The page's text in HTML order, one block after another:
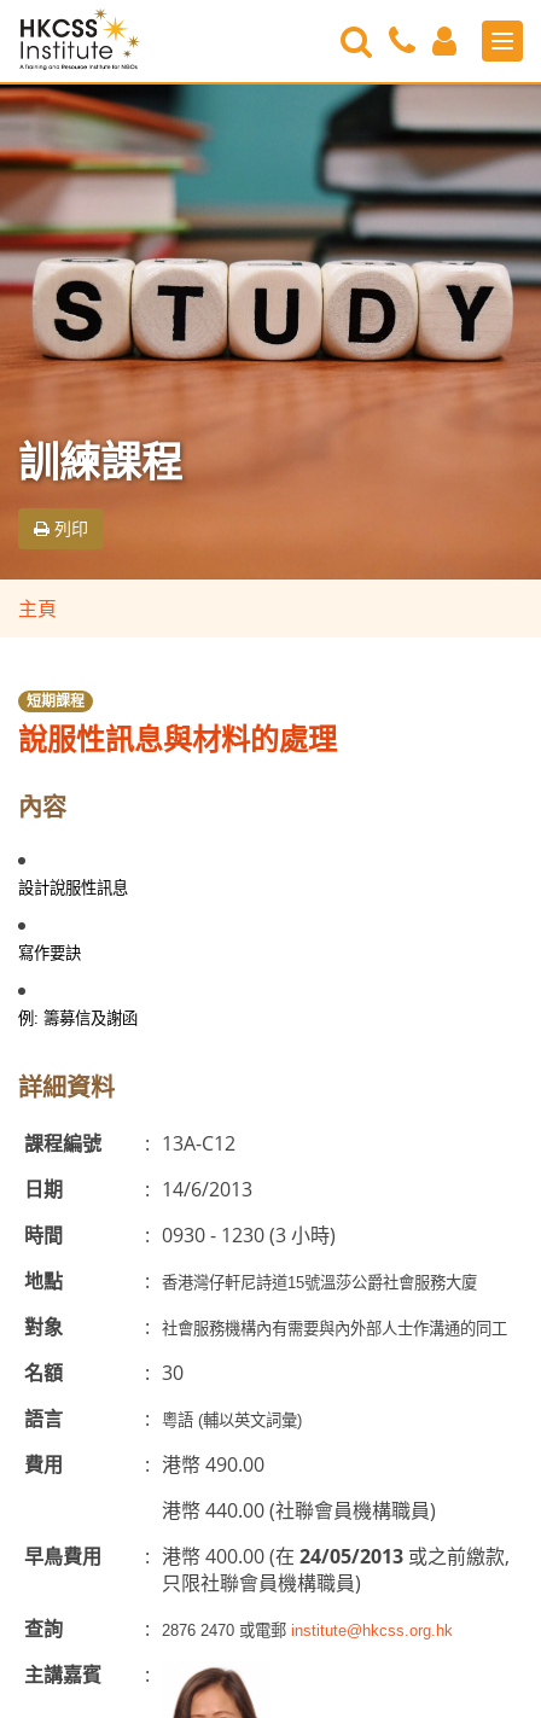
HKCSS
Institute
Search
Contact
Us
Login
訓練課程
列印
主頁
短期課程
說服性訊息與材料的處理
內容
設計說服性訊息
寫作要訣
例 : 籌募信及謝函
詳細資料
課程編號 : 13A-C12
日期
: 14/6/2013
時間
: 0930 - 1230 (3 小時)
地點
: 香港灣仔軒尼詩道15號溫莎公爵社會服務大廈
對象 : 社會服務機構內有需要與內外部人士作溝通的同工
名額 : 30
語言
: 粵語 (輔以英文詞彙)
費用 : 港幣 490.00
港幣 440.00 (社聯會員機構職員)
早鳥費用
: 港幣 400.00 (在 24/05/2013 或之前繳款,
只限社聯會員機構職員)
查詢
: 2876 2470 或電郵 institute@hkcss.org.hk
主講嘉賓 :